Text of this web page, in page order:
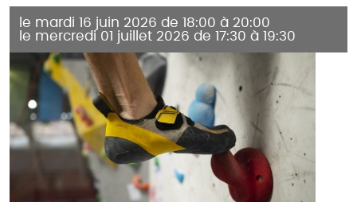
le mardi 16 juin 2026 de 18:00 à 20:00
le mercredi 01 juillet 2026 de 17:30 à 19:30